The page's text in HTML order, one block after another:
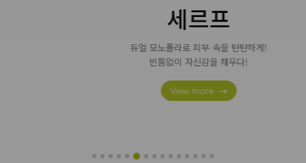
세르프
듀얼 모노폴라로 피부 속을 탄탄하게!
빈틈없이 자신감을 채우다!
View more